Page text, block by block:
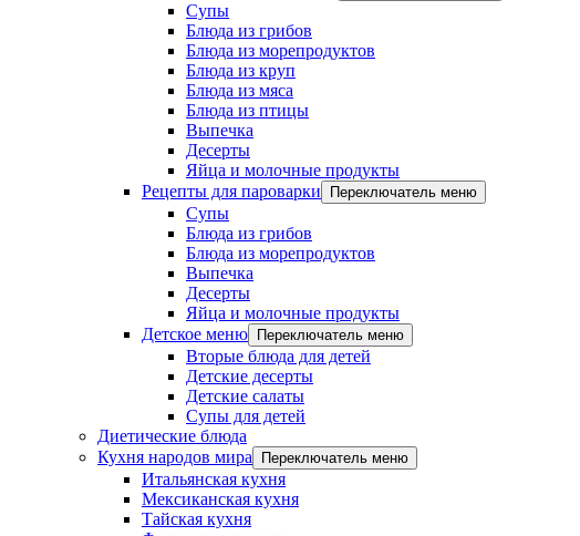
Супы
Блюда из грибов
Блюда из морепродуктов
Блюда из круп
Блюда из мяса
Блюда из птицы
Выпечка
Десерты
Яйца и молочные продукты
Рецепты для пароварки
Переключатель меню
Супы
Блюда из грибов
Блюда из морепродуктов
Выпечка
Десерты
Яйца и молочные продукты
Детское меню
Переключатель меню
Вторые блюда для детей
Детские десерты
Детские салаты
Супы для детей
Диетические блюда
Кухня народов мира
Переключатель меню
Итальянская кухня
Мексиканская кухня
Тайская кухня